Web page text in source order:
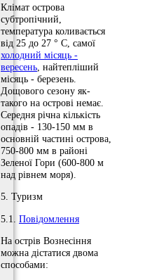
Клімат острова
субтропічний,
температура коливається
від 25 до 27 ° С, самої
холодний місяць -
вересень , найтепліший
місяць - березень.
Дощового сезону як-
такого на острові немає.
Середня річна кількість
опадів - 130-150 мм в
основній частині острова,
750-800 мм в районі
Зеленої Гори (600-800 м
над рівнем моря).
5. Туризм
5.1. Повідомлення
На острів Вознесіння
можна дістатися двома
способами: